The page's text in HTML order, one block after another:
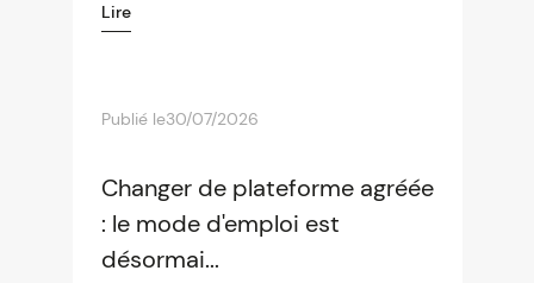
Lire
Publié le30/07/2026
Changer de plateforme agréée
: le mode d'emploi est
désormai...